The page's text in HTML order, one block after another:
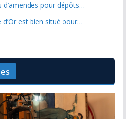
d’amendes pour dépôts…
est bien situé pour…